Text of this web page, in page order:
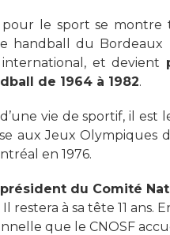
pour le sport se
handball du
et devient
de 1964 à 1982.
vie de sportif, il est
aux Jeux Olympiques
en 1976.
président du Comité
Il restera à sa tête 11 ans.
que le CNOSF